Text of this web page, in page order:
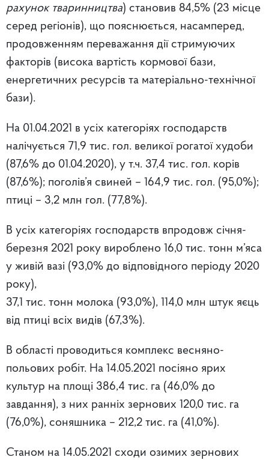
рахунок тваринництва) становив 84,5% (23 місце
серед регіонів), що пояснюється, насамперед,
продовженням переважання дії стримуючих
факторів (висока вартість кормової бази,
енергетичних ресурсів та матеріально-технічної
бази).
На 01.04.2021 в усіх категоріях господарств
налічується 71,9 тис. гол. великої рогатої худоби
(87,6% до 01.04.2020), у т.ч. 37,4 тис. гол. корів
(87,6%); поголів’я свиней – 164,9 тис. гол. (95,0%);
птиці – 3,2 млн гол. (77,8%).
В усіх категоріях господарств впродовж січня-
березня 2021 року вироблено 16,0 тис. тонн м’яса
у живій вазі (93,0% до відповідного періоду 2020
року),
37,1 тис. тонн молока (93,0%), 114,0 млн штук яєць
від птиці всіх видів (67,3%).
В області проводиться комплекс весняно-
польових робіт. На 14.05.2021 посіяно ярих
культур на площі 386,4 тис. га (46,0% до
завдання), з них ранніх зернових 120,0 тис. га
(76,0%), соняшника – 212,2 тис. га (41,0%).
Станом на 14.05.2021 сходи озимих зернових